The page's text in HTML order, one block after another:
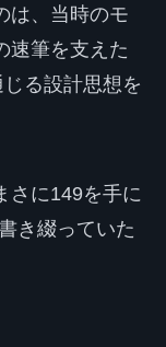
は、当時のモ
速筆を支えた
る設計思想を
さに149を手に
き綴っていた